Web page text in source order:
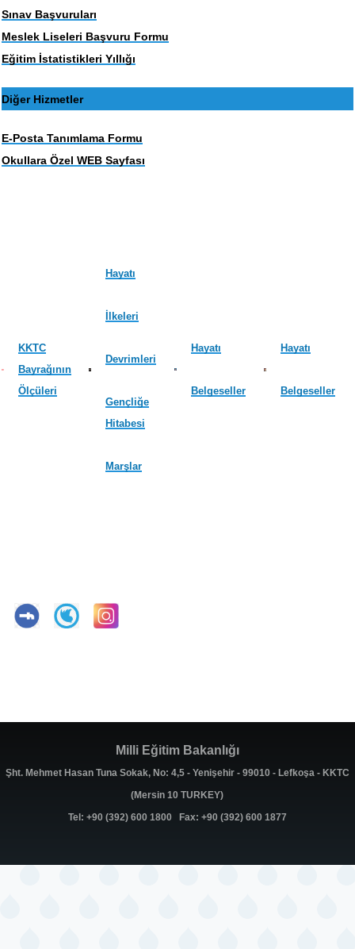
Sınav Başvuruları
Meslek Liseleri Başvuru Formu
Eğitim İstatistikleri Yıllığı
Diğer Hizmetler
E-Posta Tanımlama Formu
Okullara Özel WEB Sayfası
KKTC
Bayrağının
Ölçüleri
Hayatı
İlkeleri
Devrimleri
Gençliğe
Hitabesi
Marşlar
Hayatı
Belgeseller
Hayatı
Belgeseller
Milli Eğitim Bakanlığı
Şht. Mehmet Hasan Tuna Sokak, No: 4,5 - Yenişehir - 99010 - Lefkoşa - KKTC
(Mersin 10 TURKEY)
Tel: +90 (392) 600 1800 Fax: +90 (392) 600 1877